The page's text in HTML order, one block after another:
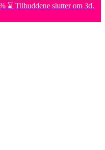
⌛ Tilbuddene slutter om 3d.